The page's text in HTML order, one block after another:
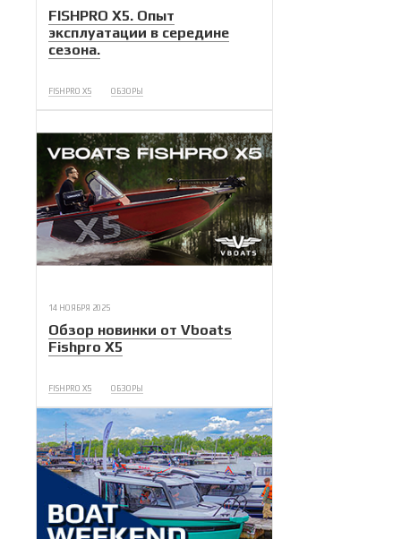
FISHPRO X5. Опыт
эксплуатации в середине
сезона.
FISHPRO X5 ОБЗОРЫ
14 НОЯБРЯ 2025
Обзор новинки от Vboats
Fishpro X5
FISHPRO X5 ОБЗОРЫ